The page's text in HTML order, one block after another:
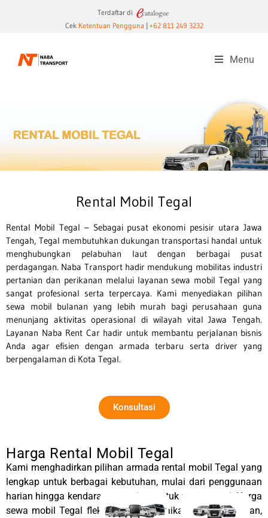
Terdaftar di
CekKetentuan Pengguna | +62 811 249 3232
Menu
Rental Mobil Tegal
Rental Mobil Tegal – Sebagai pusat ekonomi pesisir utara Jawa
Tengah, Tegal membutuhkan dukungan transportasi handal untuk
menghubungkan pelabuhan laut dengan berbagai pusat
perdagangan. Naba Transport hadir mendukung mobilitas industri
pertanian dan perikanan melalui layanan sewa mobil Tegal yang
sangat profesional serta terpercaya. Kami menyediakan pilihan
sewa mobil bulanan yang lebih murah bagi perusahaan guna
menunjang aktivitas operasional di wilayah vital Jawa Tengah.
Layanan Naba Rent Car hadir untuk membantu perjalanan bisnis
Anda agar efisien dengan armada terbaru serta driver yang
berpengalaman di Kota Tegal.
Konsultasi
Harga Rental Mobil Tegal
Kami menghadirkan pilihan armada rental mobil Tegal yang
lengkap untuk berbagai kebutuhan, mulai dari penggunaan
harian hingga kendaraan premium untuk acara resmi. Harga
sewa mobil Tegal fleksibel, menyesuaikan jenis kendaraan,